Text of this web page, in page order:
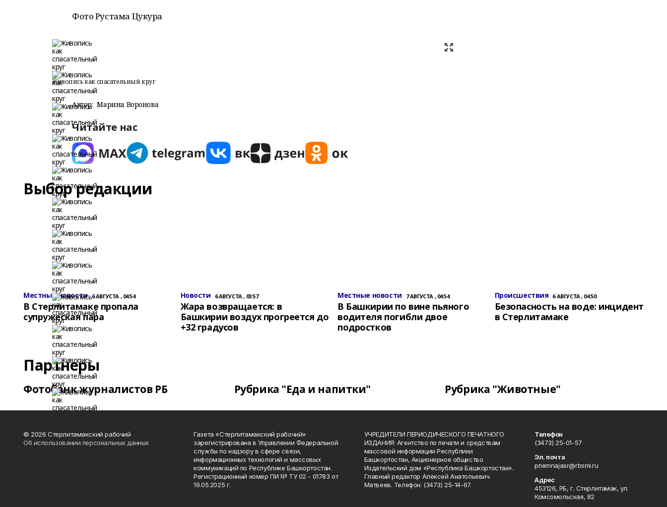
Фото Рустама Цукура
Живопись как спасательный круг
Автор: Марина Воронова
Читайте нас
Выбор редакции
Местные новости 6 АВГУСТА , 04:54
В Стерлитамаке пропала
супружеская пара
Новости 6 АВГУСТА , 03:57
Жара возвращается: в
Башкирии воздух прогреется до
+32 градусов
Местные новости 7 АВГУСТА , 04:54
В Башкирии по вине пьяного
водителя погибли двое
подростков
Происшествия 6 АВГУСТА , 04:50
Безопасность на воде: инцидент
в Стерлитамаке
Партнеры
Фотобанк журналистов РБ Рубрика "Еда и напитки" Рубрика "Животные"
© 2026 Стерлитамакский рабочий
Об использовании персональных данных
Газета «Стерлитамакский рабочий»
зарегистрирована в Управлении Федеральной
службы по надзору в сфере связи,
информационных технологий и массовых
коммуникаций по Республике Башкортостан.
Регистрационный номер ПИ № ТУ 02 - 01783 от
19.05.2025 г.
УЧРЕДИТЕЛИ ПЕРИОДИЧЕСКОГО ПЕЧАТНОГО
ИЗДАНИЯ: Агентство по печати и средствам
массовой информации Республики
Башкортостан, Акционерное общество
Издательский дом «Республика Башкортостан».
Главный редактор Алексей Анатольевич
Матвеев. Телефон: (3473) 25-14-67.
Телефон
(3473) 25-01-57
Эл. почта
priemnajasr@rbsmi.ru
Адрес
453126, РБ, г. Стерлитамак, ул.
Комсомольская, 82